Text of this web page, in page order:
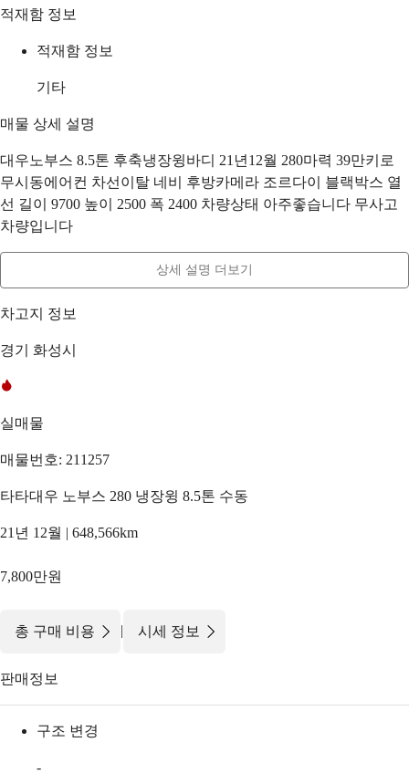
적재함 정보
적재함 정보
기타
매물 상세 설명
대우노부스 8.5톤 후축냉장윙바디 21년12월 280마력 39만키로
무시동에어컨 차선이탈 네비 후방카메라 조르다이 블랙박스 열
선 길이 9700 높이 2500 폭 2400 차량상태 아주좋습니다 무사고
차량입니다
상세 설명 더보기
차고지 정보
경기 화성시
실매물
매물번호: 211257
타타대우 노부스 280 냉장윙 8.5톤 수동
21년 12월 | 648,566km
7,800만원
총 구매 비용 | 시세 정보
판매정보
구조 변경
-